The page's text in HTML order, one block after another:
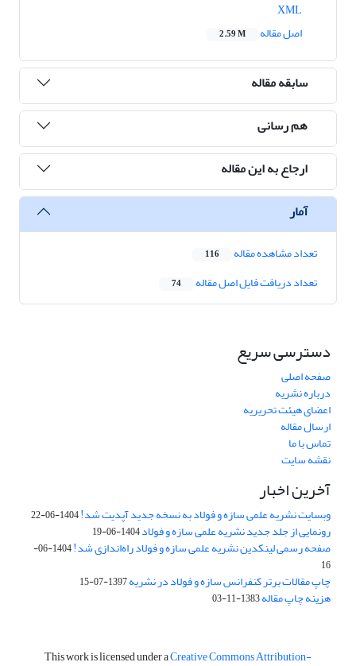
اصل مقاله
2.59 M
سابقه مقاله
هم رسانی
ارجاع به این مقاله
آمار
تعداد مشاهده مقاله 116
تعداد دریافت فایل اصل مقاله 74
دسترسی سریع
صفحه اصلی
درباره نشریه
اعضای هیئت تحریریه
ارسال مقاله
تماس با ما
نقشه سایت
آخرین اخبار
وبسایت نشریه علمی سازه و فولاد به نسخه جدید آپدیت شد!1404-06-22
رونمایی از جلد جدید نشریه علمی سازه و فولاد1404-06-19
صفحه رسمی لینکدین نشریه علمی سازه و فولاد راه‌اندازی شد!
1404-06-
16
چاپ مقالات برتر کنفرانس سازه و فولاد در نشریه1397-07-15
هزینه چاپ مقاله1383-11-03
This work is licensed under aCreative Commons Attribution-